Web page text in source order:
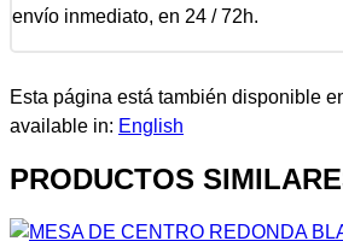
envío inmediato, en 24 / 72h.
Esta página está también disponible
available in: English
PRODUCTOS